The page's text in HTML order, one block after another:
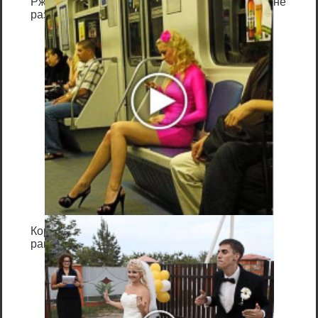
функциональные приложения, не
вспоминая о стандартных средствах
Windows. Нет ничего удивительного в том,
что возникает вопрос удаления Windows
Media Player, но проблема заключается в
том, что его нельзя удалить таким же
точно способом, как любую
установленную программу. Стандартный
медиапроигрыватель является частью
операционной системы и не может быть
удален, его можно только отключить с
помощью панели управления.
Рассмотрим подробнее этот процесс.
:/> Программы для веб-камеры
скачать бесплатно на Windows 10
раз
Королева вагона отожгла! Видео не оставит
равнодушным